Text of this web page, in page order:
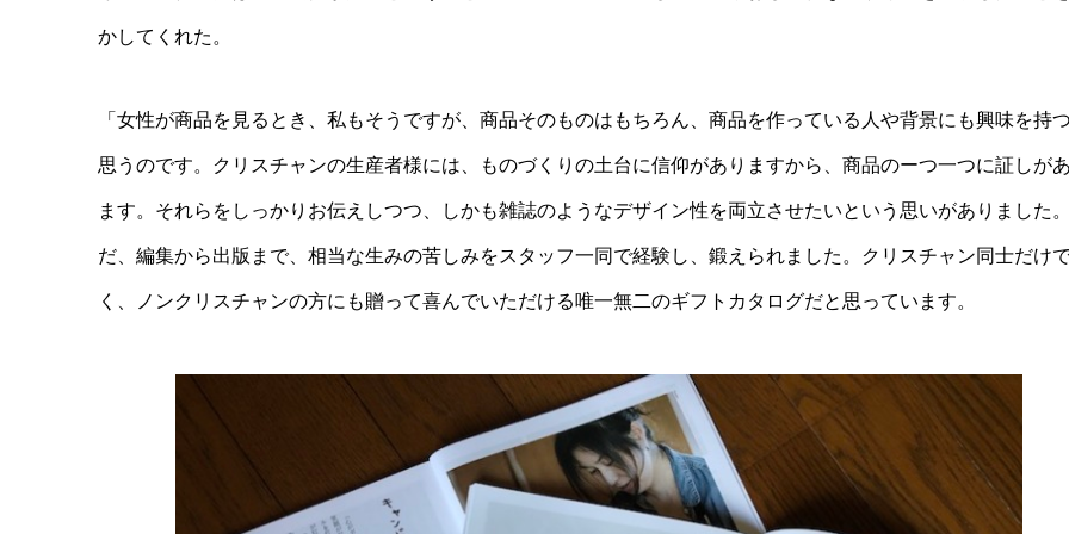
かしてくれた。
「女性が商品を見るとき、 私もそうですが、 商品そのものはもちろん 、商品を作っている人 や背景にも興味を持
思うのです。 クリスチャンの生産者様には、ものづくりの土台に信仰がありますから、 商品のーつ一つに証しが
ます。それらをしっかりお伝えしつつ 、しかも雑誌のようなデザイン性を両立させたいという思いがありました。
だ、編集から出版まで、相当な生みの苦しみをスタッフ一同で経験し、鍛えられました。クリスチャン同士だけ
く、ノンクリスチャンの方にも贈って喜んでいただける唯一無二のギフトカタログだと思っています。